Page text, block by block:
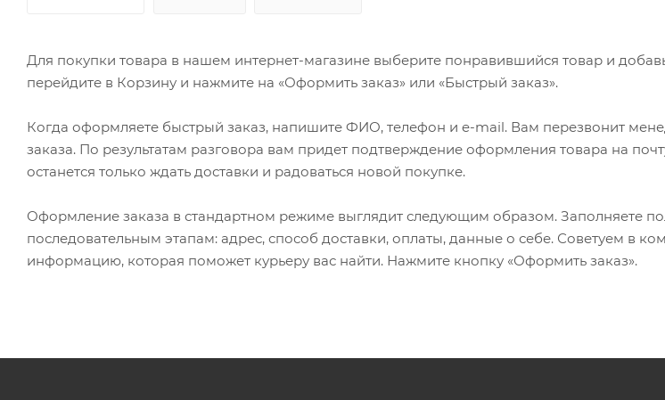
Для покупки товара в нашем интернет-магазине выберите понравившийся товар и
перейдите в Корзину и нажмите на «Оформить заказ» или «Быстрый заказ».
Когда оформляете быстрый заказ, напишите ФИО, телефон и e-mail. Вам перезвонит
заказа. По результатам разговора вам придет подтверждение оформления товара на
останется только ждать доставки и радоваться новой покупке.
Оформление заказа в стандартном режиме выглядит следующим образом. Заполняете
последовательным этапам: адрес, способ доставки, оплаты, данные о себе. Советуем в
информацию, которая поможет курьеру вас найти. Нажмите кнопку «Оформить заказ».